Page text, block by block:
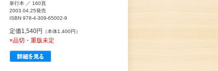
単行本 ／ 160頁
2003.04.25発売
ISBN 978-4-309-65002-9
定価1,540円 （本体1,400円）
×品切・重版未定